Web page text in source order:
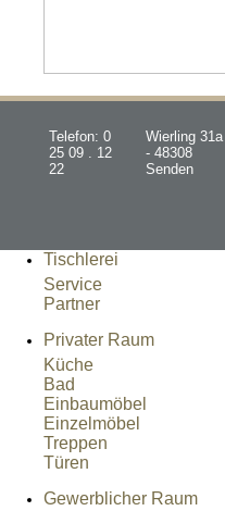
Telefon: 0
25 09 . 12
22
Wierling 31a
- 48308
Senden
Tischlerei
Service
Partner
Privater Raum
Küche
Bad
Einbaumöbel
Einzelmöbel
Treppen
Türen
Gewerblicher Raum